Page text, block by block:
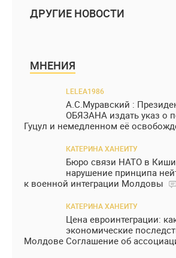
ДРУГИЕ НОВОСТИ
МНЕНИЯ
LELEA1986
А.С.Муравский :
ОБЯЗАНА издать указ о
Гуцул и немедленном её
КАТЕРИНА ХАНЕИТУ
Бюро связи НАТО в
нарушение принципа
к военной интеграции Молдовы
КАТЕРИНА ХАНЕИТУ
Цена евроинтеграции:
экономические
Молдове Соглашение об